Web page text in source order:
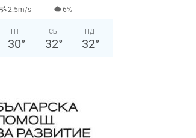
2.5m/s 6%
ПТ
30°
СБ
32°
НД
32°